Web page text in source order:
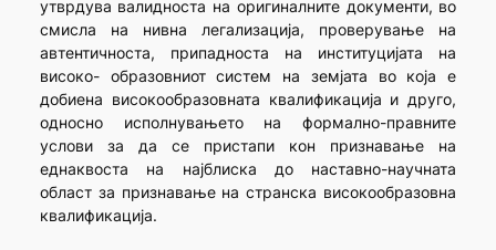
утврдува валидноста на оригиналните документи, во
смисла на нивна легализација, проверување на
автентичноста, припадноста на институцијата на
високо- образовниот систем на земјата во која е
добиена високообразовната квалификација и друго,
односно исполнувањето на формално-правните
услови за да се пристапи кон признавање на
еднаквоста на најблиска до наставно-научната
област за признавање на странска високообразовна
квалификација.